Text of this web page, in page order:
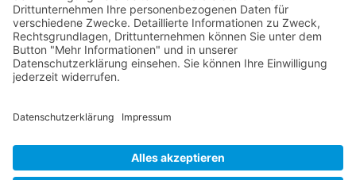
Kontakt
Postanschrift
Traumkatzen e.V.
89231 Neu-Ulm